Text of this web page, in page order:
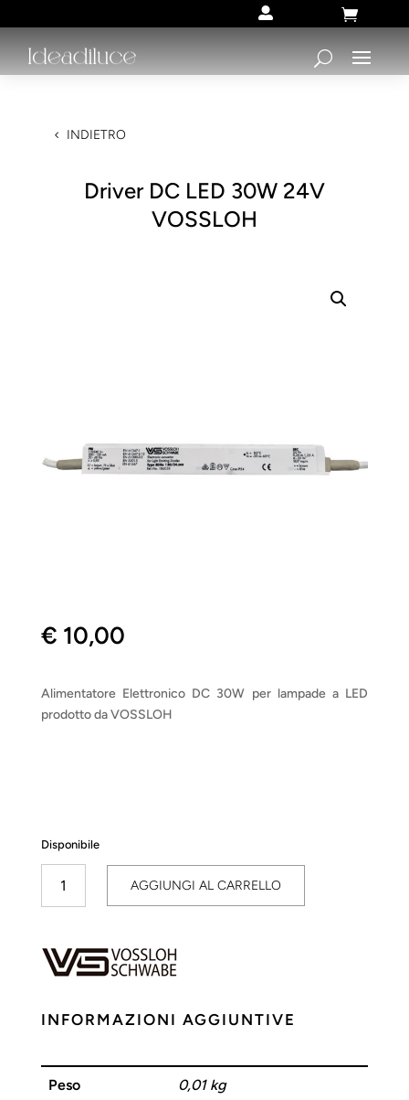
 
INDIETRO
Driver DC LED 30W 24V
VOSSLOH
€ 10,00
Alimentatore Elettronico DC 30W per lampade a LED
prodotto da VOSSLOH
Disponibile
24V
VOSSLOH
AGGIUNGI AL CARRELLO
INFORMAZIONI AGGIUNTIVE
Peso 0,01 kg